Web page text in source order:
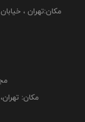
مکان:تهران ،
مکان: